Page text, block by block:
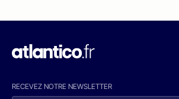
RECEVEZ NOTRE NEWSLETTER